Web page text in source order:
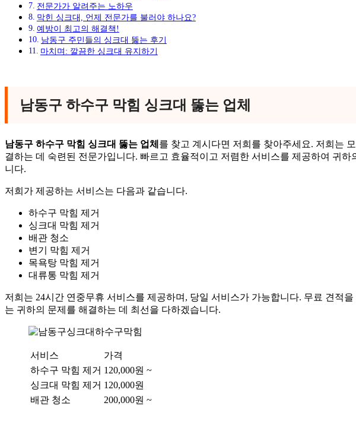
전문가가 알려주는 노하우
막힌 싱크대, 언제 전문가를 불러야 하나요?
예방이 최고의 해결책!
남동구 주민들의 싱크대 뚫는 후기
마치며: 깔끔한 싱크대 유지하기
남동구 하수구 막힘 싱크대 뚫는 업체
남동구 하수구 막힘 싱크대 뚫는 업체 를 찾고 계시다면 저희를 찾아주세요. 저희는
결하는 데 숙련된 전문가입니다. 빠르고 효율적이고 저렴한 서비스를 제공하여 귀
니다.
저희가 제공하는 서비스는 다음과 같습니다.
하수구 막힘 제거
싱크대 막힘 제거
배관 청소
변기 막힘 제거
목욕탕 막힘 제거
대류통 막힘 제거
저희는 24시간 연중무휴 서비스를 제공하며, 당일 서비스가 가능합니다. 무료 견적
는 귀하의 문제를 해결하는 데 최선을 다하겠습니다.
서비스
가격
하수구 막힘 제거 120,000원 ~
싱크대 막힘 제거 120,000원
배관 청소
200,000원 ~